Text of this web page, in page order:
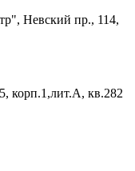
Невский пр., 114,
корп.1,лит.А, кв.282